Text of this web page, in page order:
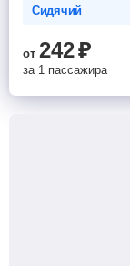
Сидячий
от 242₽
за 1 пассажира